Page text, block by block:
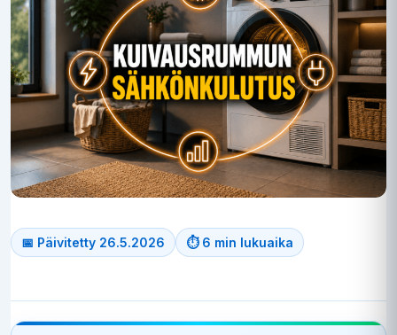
📅 Päivitetty 26.5.2026 ⏱ 6 min lukuaika